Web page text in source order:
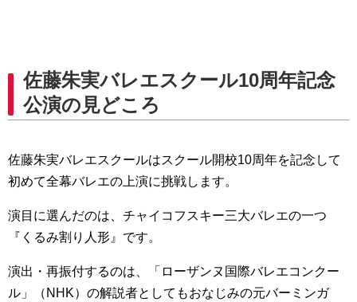
佐藤朱実バレエスクール10周年記念
公演の見どころ
佐藤朱実バレエスクールはスクール開校10周年を記念して
初めて全幕バレエの上演に挑戦します。
演目に選んだのは、チャイコフスキー三大バレエの一つ
『くるみ割り人形』です。
演出・再振付するのは、「ローザンヌ国際バレエコンクー
ル」（NHK）の解説者としてもおなじみの元バーミンガ